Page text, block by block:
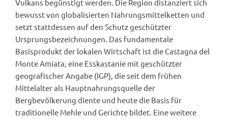
Vulkans begünstigt werden. Die Region distanziert sich
bewusst von globalisierten Nahrungsmittelketten und
setzt stattdessen auf den Schutz geschützter
Ursprungsbezeichnungen. Das fundamentale
Basisprodukt der lokalen Wirtschaft ist die Castagna del
Monte Amiata, eine Esskastanie mit geschützter
geografischer Angabe (IGP), die seit dem frühen
Mittelalter als Hauptnahrungsquelle der
Bergbevölkerung diente und heute die Basis für
traditionelle Mehle und Gerichte bildet. Eine weitere